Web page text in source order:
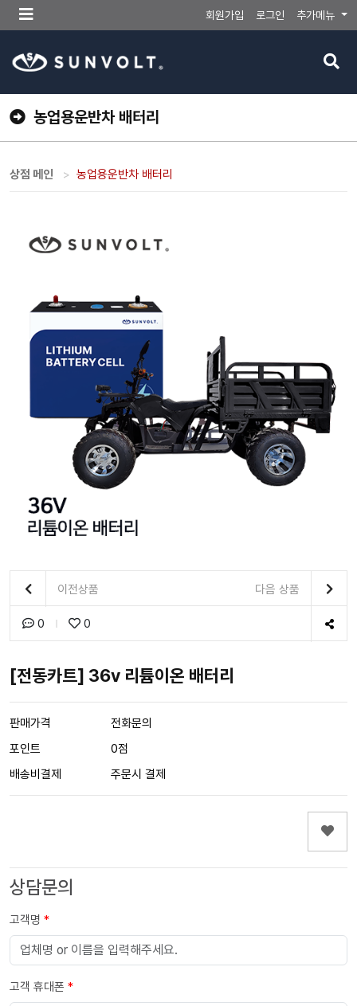
메
뉴
튼
회원가입 로그인 추가메뉴
검
버
농업용운반차 배터리
상점 메인 농업용운반차 배터리
이전상품 다음 상품
0 0
[전동카트] 36v 리튬이온 배터리
판매가격
전화문의
포인트
0점
배송비결제
주문시 결제
상담문의
고객명 *
고객 휴대폰 *